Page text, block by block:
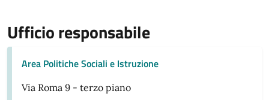
Ufficio responsabile
Area Politiche Sociali e Istruzione
Via Roma 9 - terzo piano